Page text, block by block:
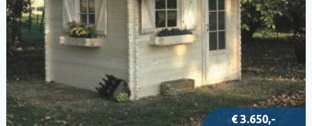
€ 3.650,-